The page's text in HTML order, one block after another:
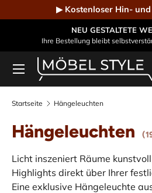
Direkt zum Inhalt
▶ Kostenloser Hin-
NEU GESTALTETE
Ihre Bestellung bleibt
Möbel Style - Der Online-
Suchen
Menü
Startseite Hängeleuchten
Hängeleuchten
Licht inszeniert Räume
Highlights direkt über Ihrer
Eine exklusive Hängeleuchte